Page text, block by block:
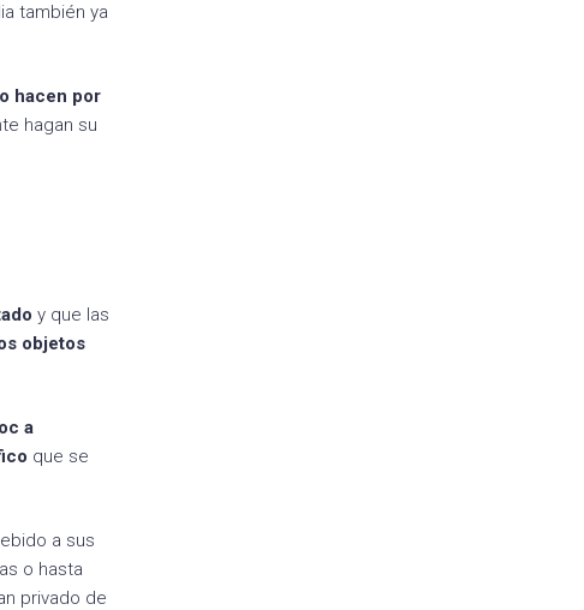
también ya
hacen por
hagan su
y que las
objetos
a
que se
a sus
o hasta
privado de